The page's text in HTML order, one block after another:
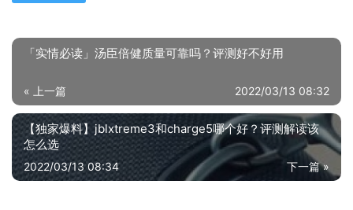
「实情必读」汤臣倍健质量可靠吗？评测好不好用
« 上一篇 2022/03/13 08:32
【独家爆料】jblxtreme3和charge5哪个好？评测解读该
怎么选
下一篇 »
2022/03/13 08:34